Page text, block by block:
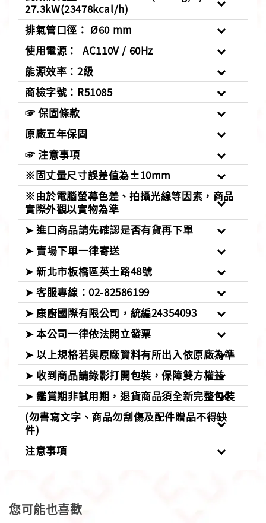
27.3kW(23478kcal/h)
排氣管口徑： Ø60 mm
使用電源： AC110V / 60Hz
能源效率：2級
商檢字號：R51085
☞ 保固條款
原廠五年保固
☞ 注意事項
※固丈量尺寸誤差值為±10mm
※由於電腦螢幕色差、拍攝光線等因素，商品
實際外觀以實物為準
➤ 進口商品請先確認是否有貨再下單
➤ 賣場下單一律寄送
➤ 新北市板橋區英士路48號
➤ 客服專線：02-82586199
➤ 康廚國際有限公司，統編24354093
➤ 本公司一律依法開立發票
➤ 以上規格若與原廠資料有所出入依原廠為準
➤ 收到商品請錄影打開包裝，保障雙方權益
➤ 鑑賞期非試用期，退貨商品須全新完整包裝
(勿書寫文字、商品勿刮傷及配件贈品不得缺
件)
注意事項
您可能也喜歡